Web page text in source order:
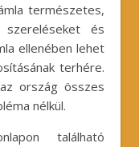
természetes,
és
ellenében lehet
terhére.
ország összes
nélkül.
található